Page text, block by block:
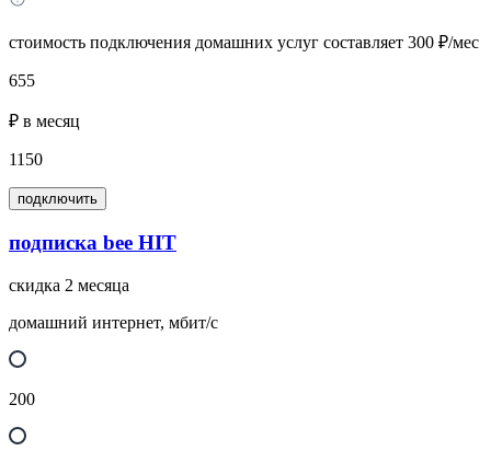
стоимость подключения домашних услуг составляет 300 ₽/мес
655
₽ в месяц
1150
подключить
подписка bee HIT
скидка 2 месяца
домашний интернет, мбит/с
200